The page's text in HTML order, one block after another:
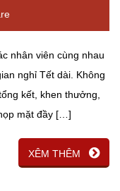
nhân viên cùng nhau
nghỉ Tết dài. Không
kết, khen thưởng,
mặt đầy […]
XÊM THÊM